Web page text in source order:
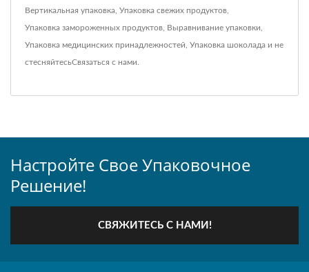
Вертикальная упаковка Упаковка свежих продуктов
Упаковка замороженных продуктов Выравнивание упаковки
Упаковка медицинских принадлежностей Упаковка шоколада и не
стесняйтесьСвязаться с нами
Настройте Свое Упаковочное
Решение!
СВЯЖИТЕСЬ С НАМИ!